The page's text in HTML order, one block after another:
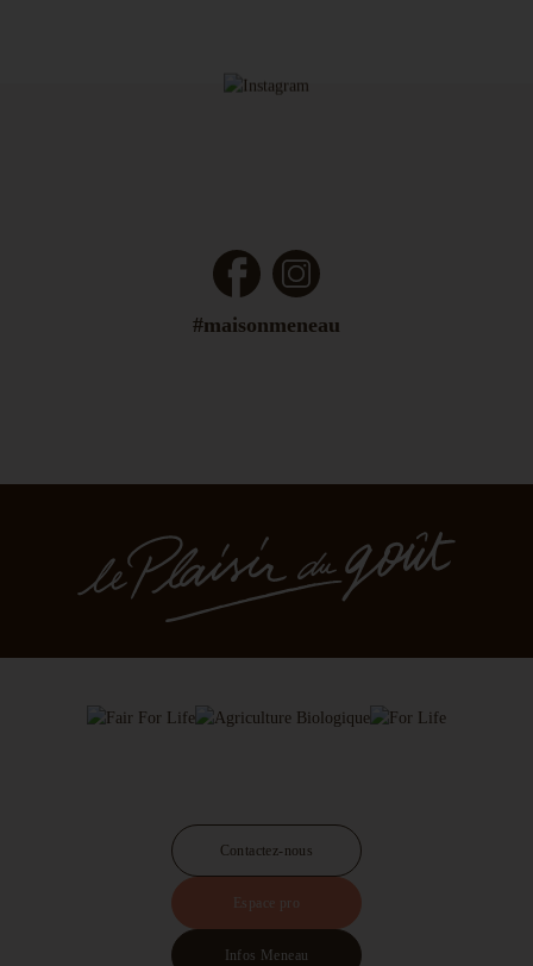
FacebookInstagram
#maisonmeneau
Contactez-nous
Espace pro
Infos Meneau